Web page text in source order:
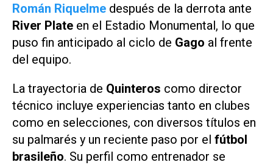
Román Riquelme después de la derrota ante
River Plate en el Estadio Monumental, lo que
puso fin anticipado al ciclo de Gago al frente
del equipo.
La trayectoria de Quinteros como director
técnico incluye experiencias tanto en clubes
como en selecciones, con diversos títulos en
su palmarés y un reciente paso por el fútbol
brasileño. Su perfil como entrenador se